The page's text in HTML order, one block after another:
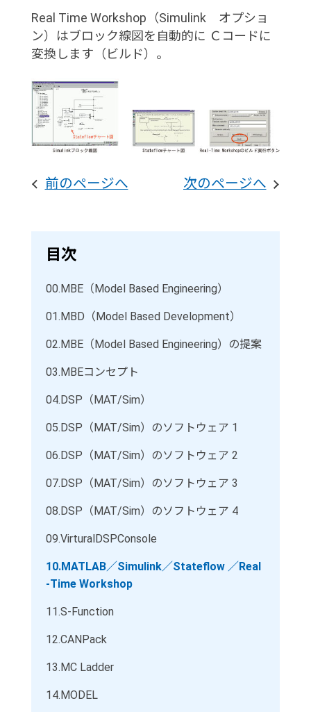
Real Time Workshop（Simulink オプショ
ン）はブロック線図を自動的に Ｃコードに
変換します（ビルド）。
前のページへ 次のページへ
目次
00. MBE（Model Based Engineering）
01. MBD（Model Based Development）
02. MBE（Model Based Engineering）の提案
03. MBEコンセプト
04. DSP（MAT/Sim）
05. DSP（MAT/Sim）のソフトウェア 1
06. DSP（MAT/Sim）のソフトウェア 2
07. DSP（MAT/Sim）のソフトウェア 3
08. DSP（MAT/Sim）のソフトウェア 4
09.VirturalDSPConsole
10.MATLAB／Simulink／Stateflow ／Real
-Time Workshop
11.S-Function
12.CANPack
13. MC Ladder
14. MODEL